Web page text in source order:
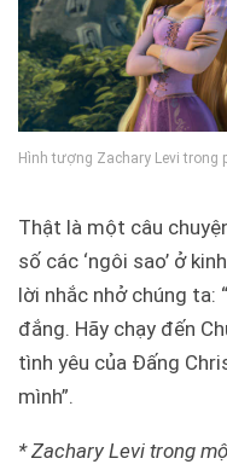
Hình tượng Zachary Levi trong
Thật là một câu
số các ‘ngôi sao’ ở
lời nhắc nhở chúng
đắng. Hãy chạy đến
tình yêu của Đấng
mình”.
* Zachary Levi trong